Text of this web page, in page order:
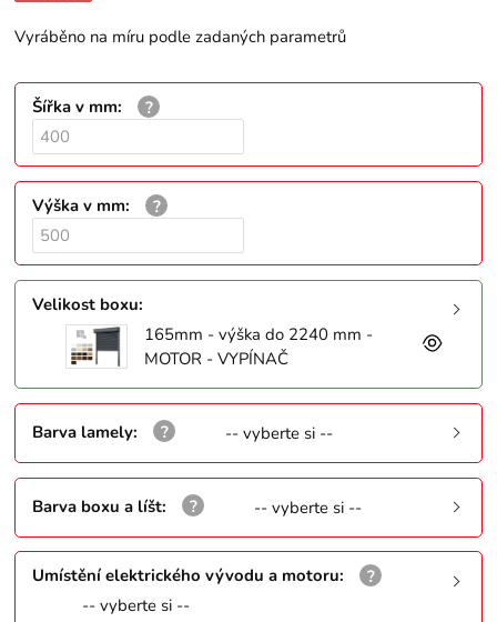
Vyráběno na míru podle zadaných parametrů
Šířka v mm:
Výška v mm:
Velikost boxu:
165mm - výška do 2240 mm -
MOTOR - VYPÍNAČ
Barva lamely: -- vyberte si --
Barva boxu a líšt: -- vyberte si --
Umístění elektrického vývodu a motoru:
-- vyberte si --